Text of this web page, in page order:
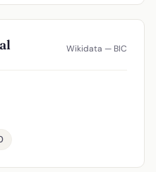
Wikidata — BIC